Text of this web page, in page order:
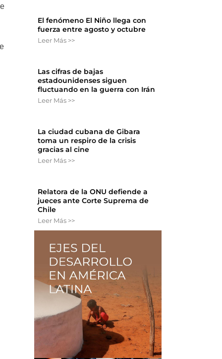
El fenómeno El Niño llega con
fuerza entre agosto y octubre
Leer Más >>
Las cifras de bajas
estadounidenses siguen
fluctuando en la guerra con Irán
Leer Más >>
La ciudad cubana de Gibara
toma un respiro de la crisis
gracias al cine
Leer Más >>
Relatora de la ONU defiende a
jueces ante Corte Suprema de
Chile
Leer Más >>